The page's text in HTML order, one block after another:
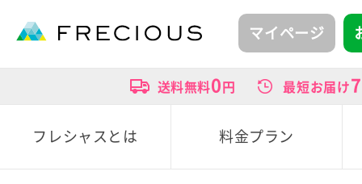
マイページ
送料無料0 円 最短お届け7
フレシャスとは 料金プラン